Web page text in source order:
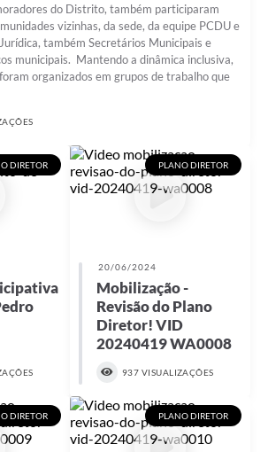
Publicações MROSC
do Distrito, também participaram
vizinhas, da sede, da equipe PCDU e
também Secretários Municipais e
municipais. Mantendo a dinâmica inclusiva,
organizados em grupos de trabalho que
DIRETOR PLANO DIRETOR
20/06/2024
Mobilização -
Revisão do Plano
Diretor! VID
20240419 WA0008
937 VISUALIZAÇÕES
DIRETOR PLANO DIRETOR